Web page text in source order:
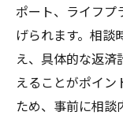
ポート、ライフプ
げられます。相談
え、具体的な返
えることがポイン
ため、事前に相